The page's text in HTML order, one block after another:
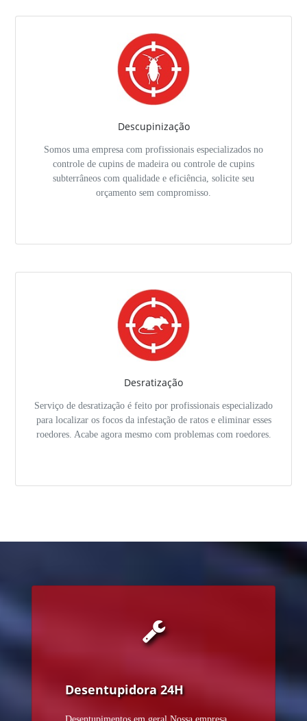
Descupinização
Somos uma empresa com profissionais especializados no
controle de cupins de madeira ou controle de cupins
subterrâneos com qualidade e eficiência, solicite seu
orçamento sem compromisso.
Desratização
Serviço de desratização é feito por profissionais especializado
para localizar os focos da infestação de ratos e eliminar esses
roedores. Acabe agora mesmo com problemas com roedores.
Desentupidora 24H